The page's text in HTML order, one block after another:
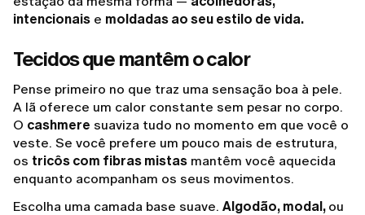
intencionais e moldadas ao seu estilo de vida.
Tecidos que mantêm o calor
Pense primeiro no que traz uma sensação boa à pele.
A lã oferece um calor constante sem pesar no corpo.
O cashmere suaviza tudo no momento em que você o
veste. Se você prefere um pouco mais de estrutura,
os tricôs com fibras mistas mantêm você aquecida
enquanto acompanham os seus movimentos.
Escolha uma camada base suave. Algodão, modal, ou